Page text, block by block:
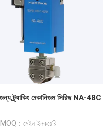
ট্র্যাকিং মেকানিজম সিরিজ NA-48C
MOQ：মেইল ইনকয়েরি